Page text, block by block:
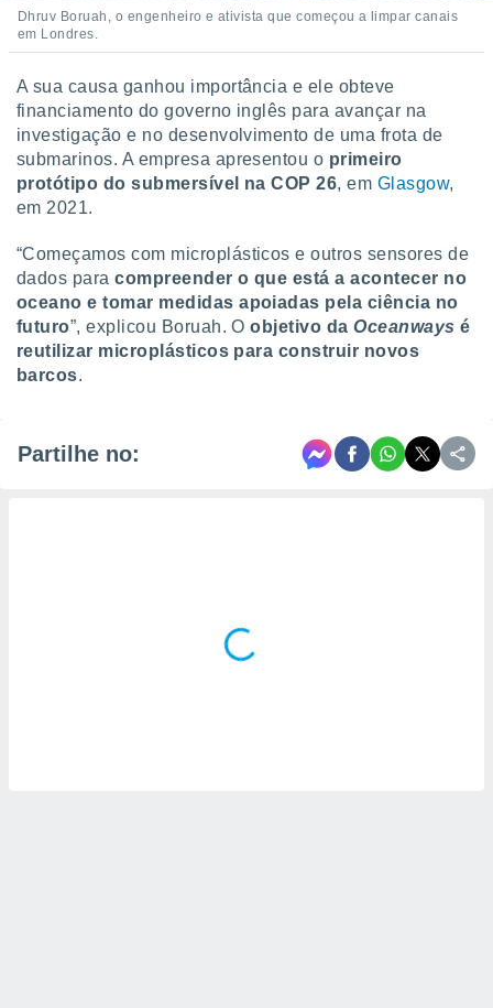
Dhruv Boruah, o engenheiro e ativista que começou a limpar canais
em Londres.
A sua causa ganhou importância e ele obteve
financiamento do governo inglês para avançar na
investigação e no desenvolvimento de uma frota de
submarinos. A empresa apresentou o primeiro
protótipo do submersível na COP 26, em Glasgow,
em 2021.
“Começamos com microplásticos e outros sensores de
dados paracompreender o que está a acontecer no
oceano e tomar medidas apoiadas pela ciência no
futuro”, explicou Boruah. Oobjetivo daOceanwaysé
reutilizar microplásticos para construir novos
barcos.
Partilhe no: